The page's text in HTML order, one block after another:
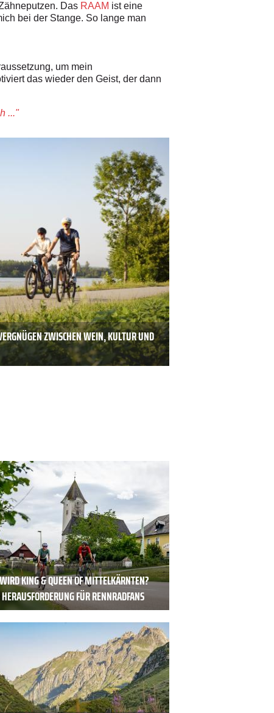
Das RAAM ist eine
bei der Stange. So lange man
um mein
das wieder den Geist, der dann
..."
ZWISCHEN WEIN, KULTUR UND
KING & QUEEN OF MITTELKÄRNTEN?
FÜR RENNRADFANS